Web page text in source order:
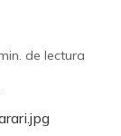
de lectura